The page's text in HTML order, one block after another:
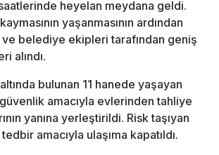
heyelan meydana geldi.
yaşanmasının ardından
ve belediye ekipleri tarafından geniş
alındı.
bulunan 11 hanede yaşayan
amacıyla evlerinden tahliye
yanına yerleştirildi. Risk taşıyan
amacıyla ulaşıma kapatıldı.